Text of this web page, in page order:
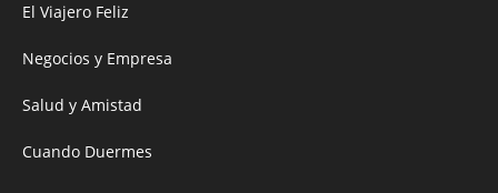
El Viajero Feliz
Negocios y Empresa
Salud y Amistad
Cuando Duermes